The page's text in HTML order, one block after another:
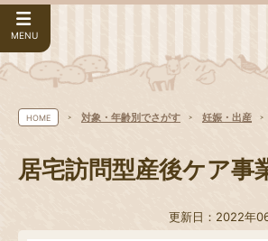
MENU
HOME 対象・年齢別でさがす 妊娠・出産
居宅訪問型産後ケア事
更新日：2022年